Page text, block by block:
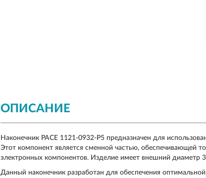
ОПИСАНИЕ
Наконечник PACE 1121-0932-P5 предназначен для
Этот компонент является сменной частью, обеспечивающей
электронных компонентов. Изделие имеет внешний диаметр
Данный наконечник разработан для обеспечения